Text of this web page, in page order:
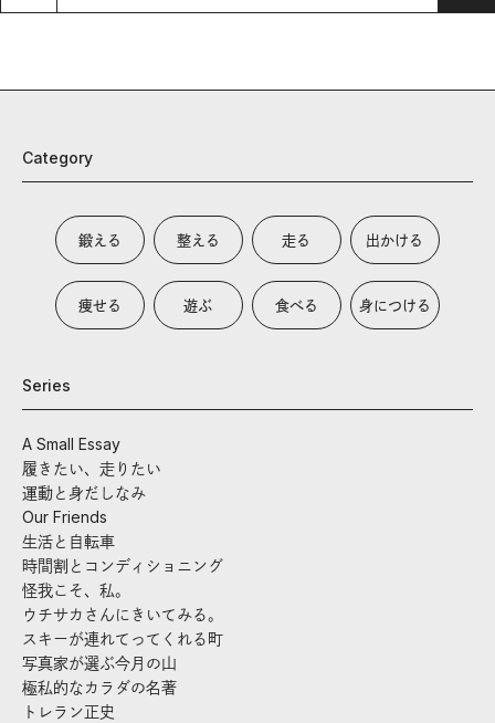
Category
鍛える 整える 走る 出かける
痩せる 遊ぶ 食べる 身につける
Series
A Small Essay
履きたい、走りたい
運動と身だしなみ
Our Friends
生活と自転車
時間割とコンディショニング
怪我こそ、私。
ウチサカさんにきいてみる。
スキーが連れてってくれる町
写真家が選ぶ今月の山
極私的なカラダの名著
トレラン正史